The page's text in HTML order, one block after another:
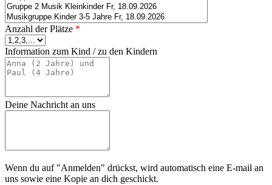
Anzahl der Plätze *
Information zum Kind / zu den Kindern
Deine Nachricht an uns
Wenn du auf "Anmelden" drückst, wird automatisch eine E-mail an
uns sowie eine Kopie an dich geschickt.